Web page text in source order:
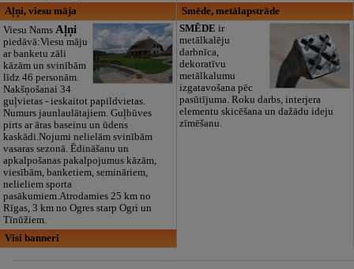
Aļņi, viesu māja
Viesu Nams Aļņi
piedāvā:Viesu māju
ar banketu zāli
kāzām un svinībām
līdz 46 personām.
Nakšņošanai 34
guļvietas - ieskaitot papildvietas.
Numurs jaunlaulātajiem. Guļbūves
pirts ar āras baseinu un ūdens
kaskādi.Nojumi nelielām svinībām
vasaras sezonā. Ēdināšanu un
apkalpošanas pakalpojumus kāzām,
viesībām, banketiem, semināriem,
nelieliem sporta
pasākumiem.Atrodamies 25 km no
Rīgas, 3 km no Ogres starp Ogri un
Tīnūžiem.
Smēde, metālapstrāde
SMĒDE ir
metālkalēju
darbnīca,
dekoratīvu
metālkalumu
izgatavošana pēc
pasūtījuma. Roku darbs, interjera
elementu skicēšana un dažādu ideju
zīmēšanu.
Visi banneri